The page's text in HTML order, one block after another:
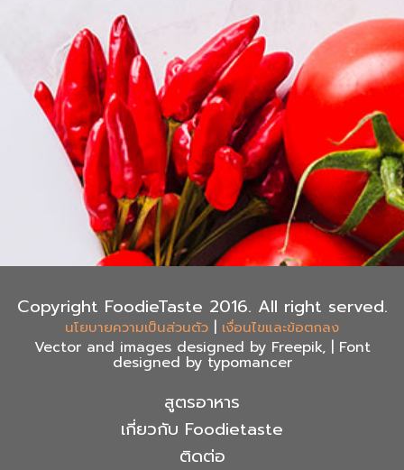
Copyright FoodieTaste 2016. All right served.
นโยบายความเป็นส่วนตัว | เงื่อนไขและข้อตกลง
Vector and images designed by Freepik, | Font
designed by typomancer
สูตรอาหาร
เกี่ยวกับ Foodietaste
ติดต่อ